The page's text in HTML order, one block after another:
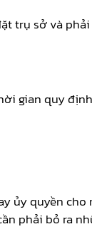
trụ sở và
gian quy
ủy quyền
phải bỏ ra